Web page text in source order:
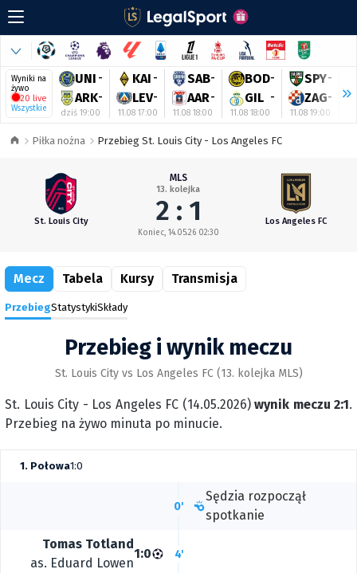
Wyniki na
żywo
20 live
Wszystkie
UNI -
ARK-
dziś 19:00
KAI -
LEV-
11.08 17:00
SAB-
AAR-
11.08 18:00
BOD-
GIL -
11.08 18:00
SPY-
ZAG-
11.08 19:00
Piłka nożna Przebieg St. Louis City - Los Angeles FC
St. Louis City
MLS
13. kolejka
2 : 1
Koniec, 14.05.26 02:30
Los Angeles FC
Mecz Tabela Kursy Transmisja
PrzebiegStatystykiSkłady
Przebieg i wynik meczu
St. Louis City vs Los Angeles FC (13. kolejka MLS)
St. Louis City - Los Angeles FC (14.05.2026) wynik meczu 2:1.
Przebieg na żywo minuta po minucie.
1. Połowa1:0
0'
Sędzia rozpoczął
spotkanie
1:0
Tomas Totland
as. Eduard Lowen
4'